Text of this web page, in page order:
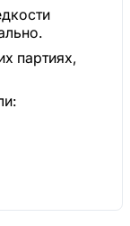
партиях,